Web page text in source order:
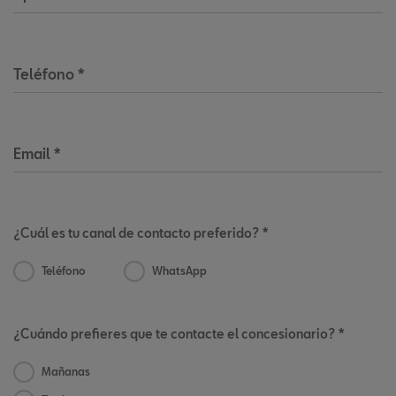
Teléfono *
Email *
¿Cuál es tu canal de contacto preferido? *
Teléfono WhatsApp
¿Cuándo prefieres que te contacte el concesionario? *
Mañanas